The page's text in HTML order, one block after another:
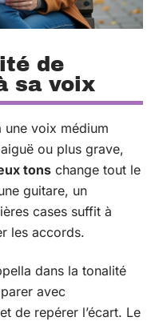
de
sa voix
une voix médium
ou plus grave,
tons change tout le
guitare, un
cases suffit à
les accords.
dans la tonalité
avec
de repérer l’écart. Le